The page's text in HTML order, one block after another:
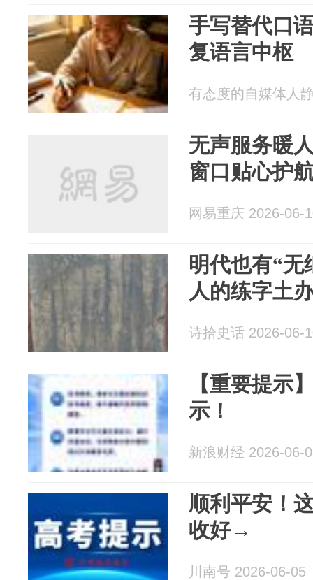
手写替代口
复语言中枢
有态度的自媒体人
无声服务暖
窗口贴心护
网易重庆 2026-06-
明代也有“无
人的练字土
诗拾史话 2026-06-
【重要提示
示！
新浪财经 2026-06-
顺利平安！
收好→
川南号 2026-06-05